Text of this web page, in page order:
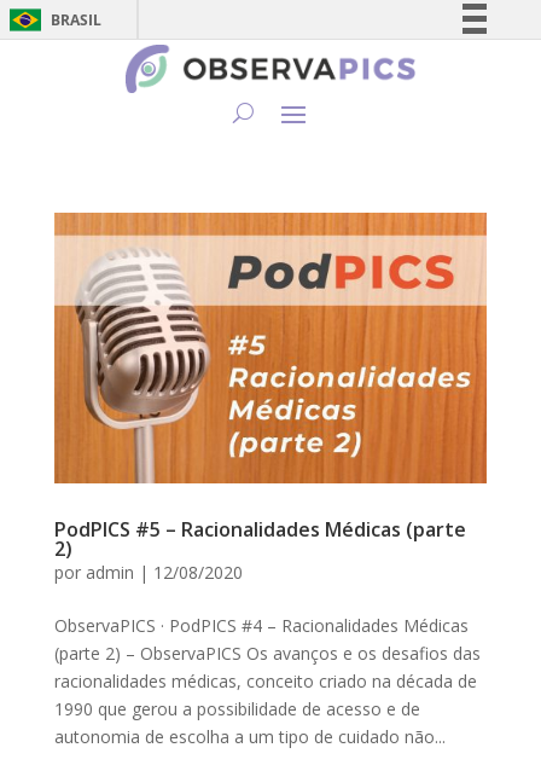
BRASIL
Simplifique!
Canais
PodPICS #5 – Racionalidades Médicas (parte
2)
por admin | 12/08/2020
ObservaPICS · PodPICS #4 – Racionalidades Médicas
(parte 2) – ObservaPICS Os avanços e os desafios das
racionalidades médicas, conceito criado na década de
1990 que gerou a possibilidade de acesso e de
autonomia de escolha a um tipo de cuidado não...